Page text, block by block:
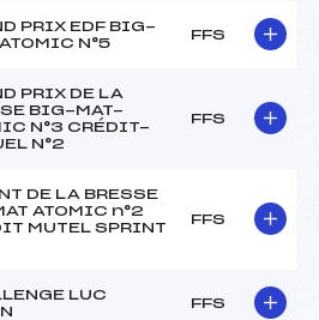
PRIX EDF BIG-
N°5
FFS
PRIX DE LA
BIG-MAT-
N°3 CRÉDIT-
N°2
FFS
DE LA BRESSE
ATOMIC n°2
MUTEL SPRINT
FFS
LUC
FFS